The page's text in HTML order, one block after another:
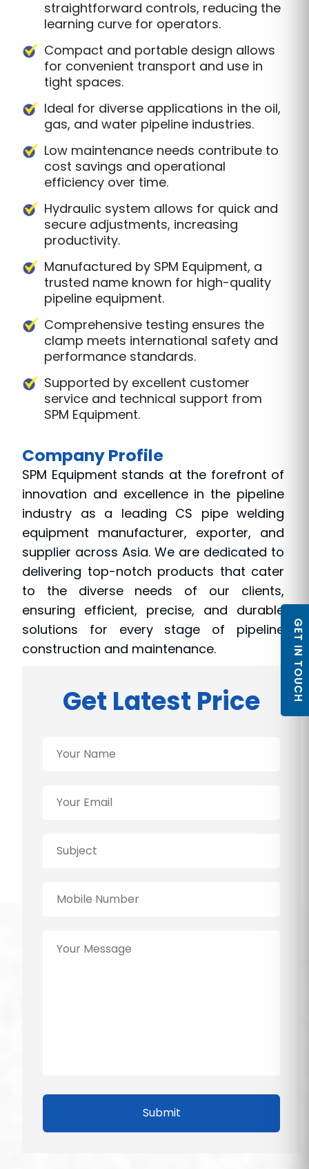
Hydraulic operation offers powerful
during welding.
Robust construction ensures durability
environments.
straightforward controls, reducing the
learning curve for operators.
for convenient transport and use in
tight spaces.
gas, and water pipeline industries.
Low maintenance needs contribute to
efficiency over time.
Hydraulic system allows for quick and
productivity.
Manufactured by SPM Equipment, a
pipeline equipment.
Comprehensive testing ensures the
clamp meets international safety and
performance standards.
Supported by excellent customer
service and technical support from
SPM Equipment.
Company Profile
SPM Equipment stands at the forefront of
innovation and excellence in the pipeline
supplier across Asia. We are dedicated to
delivering top-notch products that cater
ensuring efficient, precise, and durable
construction and maintenance.
Get Latest Price
GET IN TOUCH